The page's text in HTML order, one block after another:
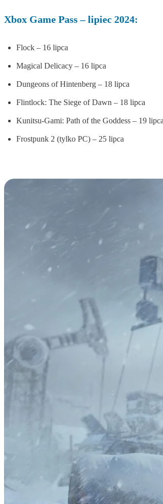
Xbox Game Pass – lipiec 2024:
Flock – 16 lipca
Magical Delicacy – 16 lipca
Dungeons of Hintenberg – 18 lipca
Flintlock: The Siege of Dawn – 18 lipca
Kunitsu-Gami: Path of the Goddess – 19 lipca
Frostpunk 2 (tylko PC) – 25 lipca